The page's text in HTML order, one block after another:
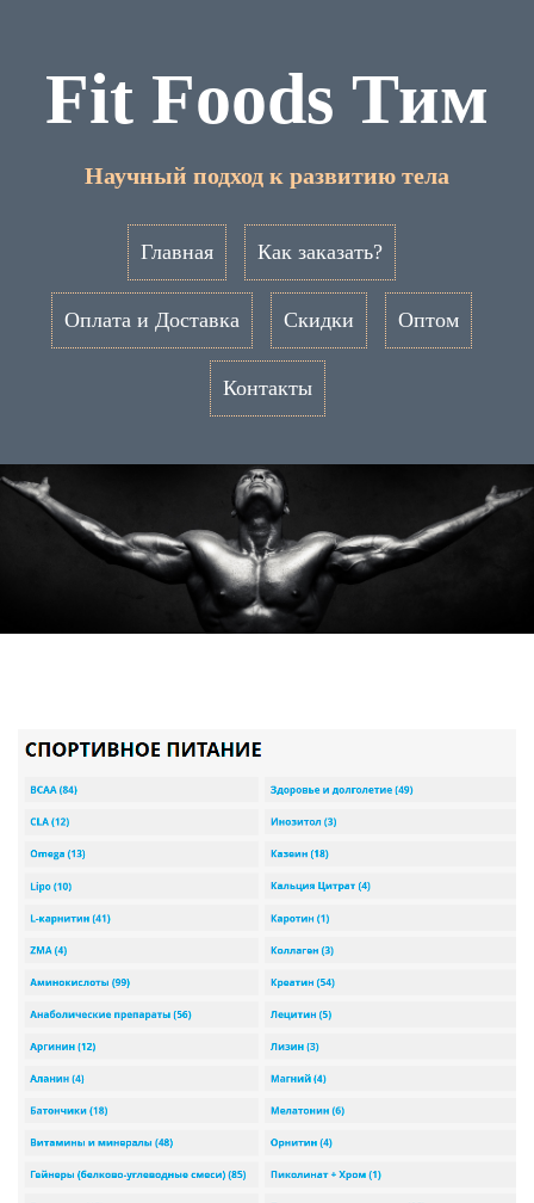
Fit Foods Тим
Научный подход к развитию тела
Главная Как заказать?
Оплата и Доставка Скидки Оптом
Контакты